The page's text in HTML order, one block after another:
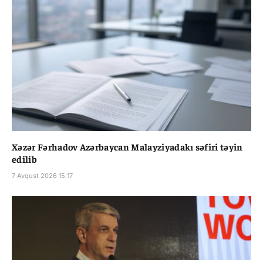
Xəzər Fərhadov Azərbaycan Malayziyadakı səfiri təyin
edilib
7 Avqust 2026 15:17